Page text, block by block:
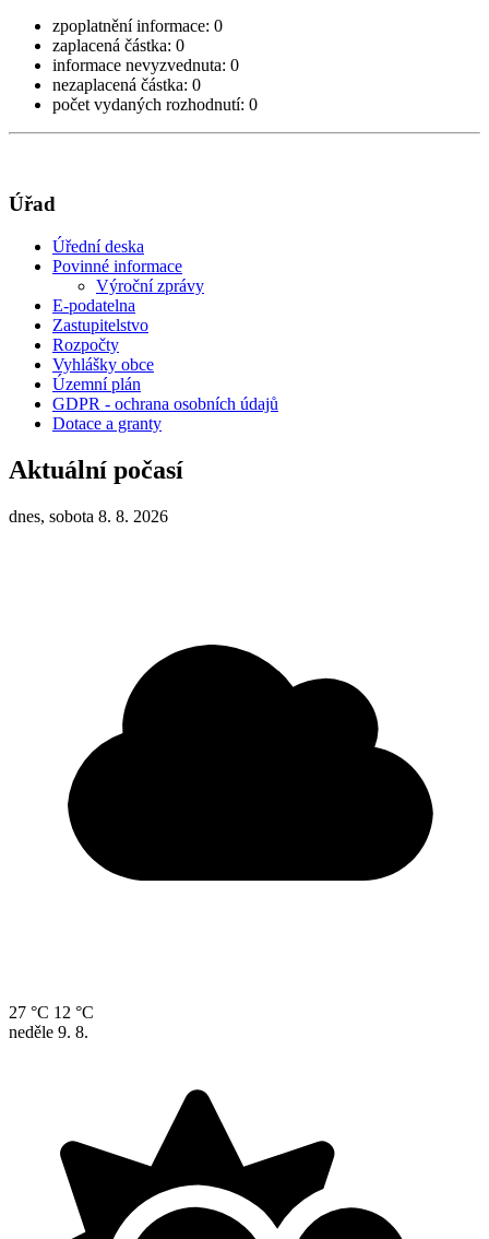
zpoplatnění informace: 0
zaplacená částka: 0
informace nevyzvednuta: 0
nezaplacená částka: 0
počet vydaných rozhodnutí: 0
Úřad
Úřední deska
Povinné informace
Výroční zprávy
E-podatelna
Zastupitelstvo
Rozpočty
Vyhlášky obce
Územní plán
GDPR - ochrana osobních údajů
Dotace a granty
Aktuální počasí
dnes, sobota 8. 8. 2026
27 °C 12 °C
neděle 9. 8.